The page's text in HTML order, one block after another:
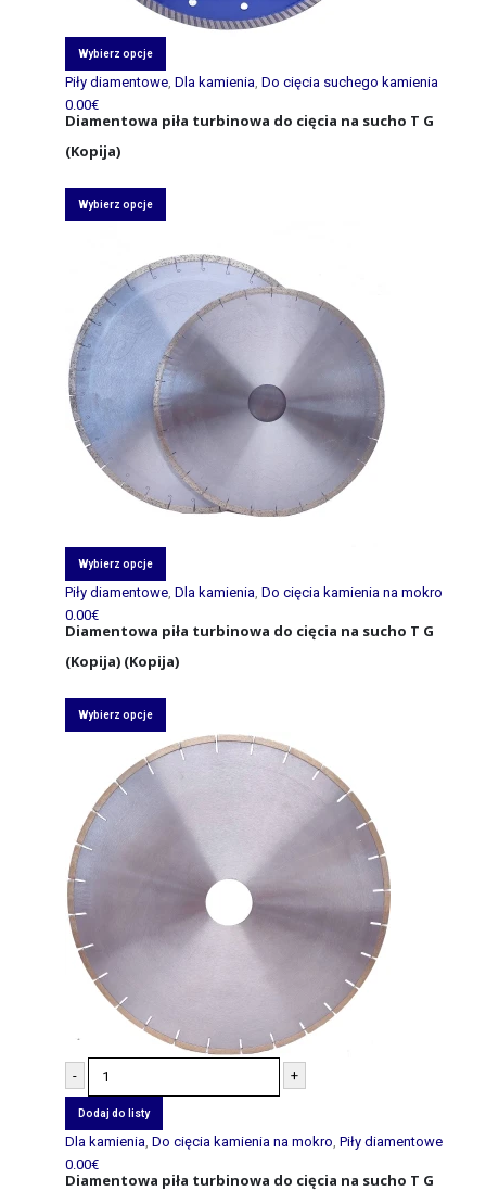
Wybierz opcje
Piły diamentowe, Dla kamienia Do cięcia suchego kamienia
0.00€
Diamentowa piła turbinowa do cięcia na sucho T G
(Kopija)
Wybierz opcje
Wybierz opcje
Piły diamentowe, Dla kamienia Do cięcia kamienia na mokro
0.00€
Diamentowa piła turbinowa do cięcia na sucho T G
(Kopija) (Kopija)
Wybierz opcje
- +
Dodaj do listy
Dla kamienia Do cięcia kamienia na mokro Piły diamentowe
0.00€
Diamentowa piła turbinowa do cięcia na sucho T G